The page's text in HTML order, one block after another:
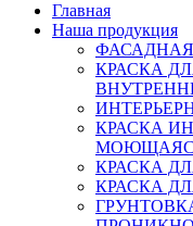
Главная
Наша продукция
КРАСКА
КРАСКА
КРАСКА
КРАСКА